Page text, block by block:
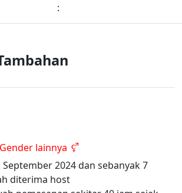
:
Gender lainnya
2024 dan sebanyak 7
diterima host